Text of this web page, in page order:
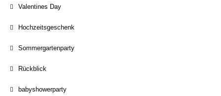
Valentines Day
Hochzeitsgeschenk
Sommergartenparty
Rückblick
babyshowerparty